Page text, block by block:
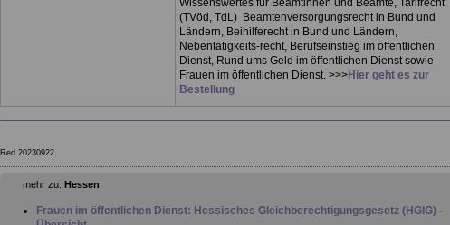
Wissenswertes für Beamtinnen und Beamte, Tarifrecht
(TVöd, TdL) Beamtenversorgungsrecht in Bund und
Ländern, Beihilferecht in Bund und Ländern,
Nebentätigkeits-recht, Berufseinstieg im öffentlichen
Dienst, Rund ums Geld im öffentlichen Dienst sowie
Frauen im öffentlichen Dienst. >>>Hier geht es zur
Bestellung
Red 20230922
mehr zu: Hessen
Frauen im öffentlichen Dienst: Hessisches Gleichberechtigungsgesetz (HGlG) -